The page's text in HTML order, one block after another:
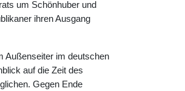
um Schönhuber und
ihren Ausgang
Außenseiter im deutschen
auf die Zeit des
Gegen Ende